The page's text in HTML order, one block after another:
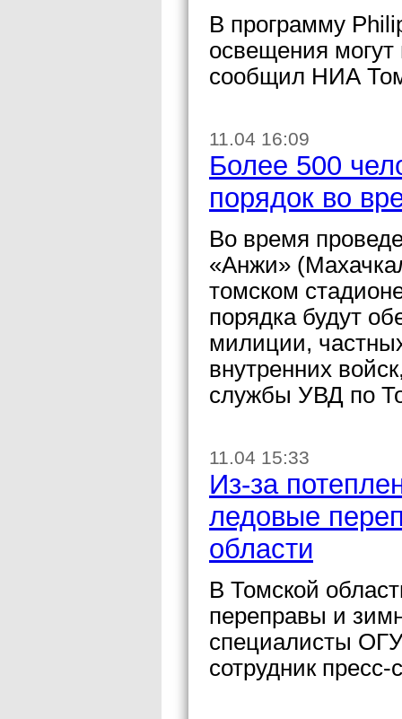
В программу
освещения
сообщил НИА
11.04 16:09
Более 500
порядок во
Во время
«Анжи»
томском
порядка будут
милиции,
внутренних
службы УВД по
11.04 15:33
Из-за
ледовые
области
В Томской
переправы и
специалисты
сотрудник